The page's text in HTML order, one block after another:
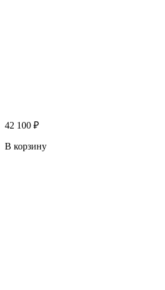
42 100 ₽
В корзину